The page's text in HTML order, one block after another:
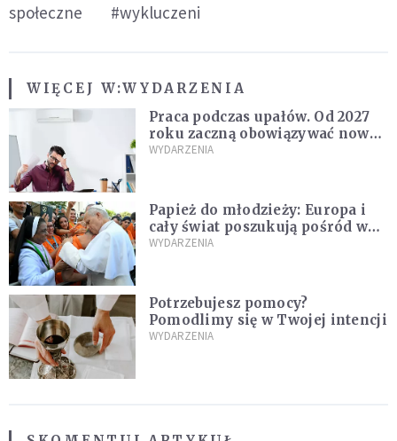
społeczne
#wykluczeni
WIĘCEJ W:WYDARZENIA
Praca podczas upałów. Od 2027
roku zaczną obowiązywać nowe
przepisy
WYDARZENIA
Papież do młodzieży: Europa i
cały świat poszukują pośród was
nowych świętych
WYDARZENIA
Potrzebujesz pomocy?
Pomodlimy się w Twojej intencji
WYDARZENIA